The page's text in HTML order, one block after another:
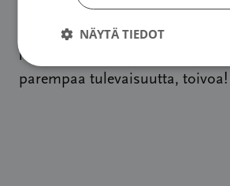
osallistumista kaikilla tyyleillä,
potilasta, jaksat muistaa tämän
harvinaista ja olla aktiivisesti
parempaa tulevaisuutta, toivoa!
NÄYTÄ TIEDOT